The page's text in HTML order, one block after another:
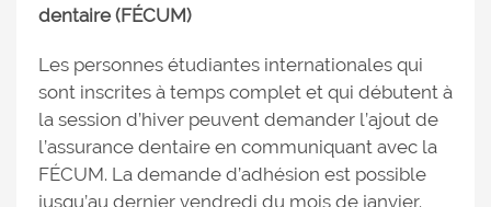
dentaire (FÉCUM)
Les personnes étudiantes internationales qui
sont inscrites à temps complet et qui débutent à
la session d’hiver peuvent demander l’ajout de
l’assurance dentaire en communiquant avec la
FÉCUM. La demande d’adhésion est possible
jusqu’au dernier vendredi du mois de janvier.